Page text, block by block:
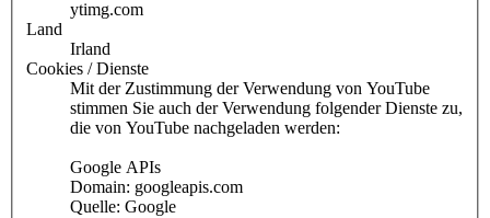
ytimg.com
Land
Irland
Cookies / Dienste
Mit der Zustimmung der Verwendung von YouTube
stimmen Sie auch der Verwendung folgender Dienste zu,
die von YouTube nachgeladen werden:
Google APIs
Domain: googleapis.com
Quelle: Google